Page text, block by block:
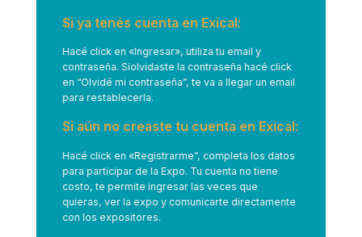
Si ya tenés cuenta en Exical:
Hacé click en «Ingresar», utiliza tu email y
contraseña. Siolvidaste la contraseña hacé click
en “Olvidé mi contraseña”, te va a llegar un email
para restablecerla.
Si aún no creaste tu cuenta en Exical:
Hacé click en «Registrarme”, completa los datos
para participar de la Expo. Tu cuenta no tiene
costo, te permite ingresar las veces que
quieras, ver la expo y comunicarte directamente
con los expositores.